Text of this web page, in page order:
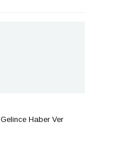
Gelince Haber Ver